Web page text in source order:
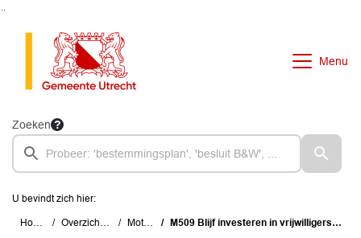
Menu
Zoeken
U bevindt zich hier:
Home Overzichten Moties M509 Blijf investeren in vrijwilligerswerk